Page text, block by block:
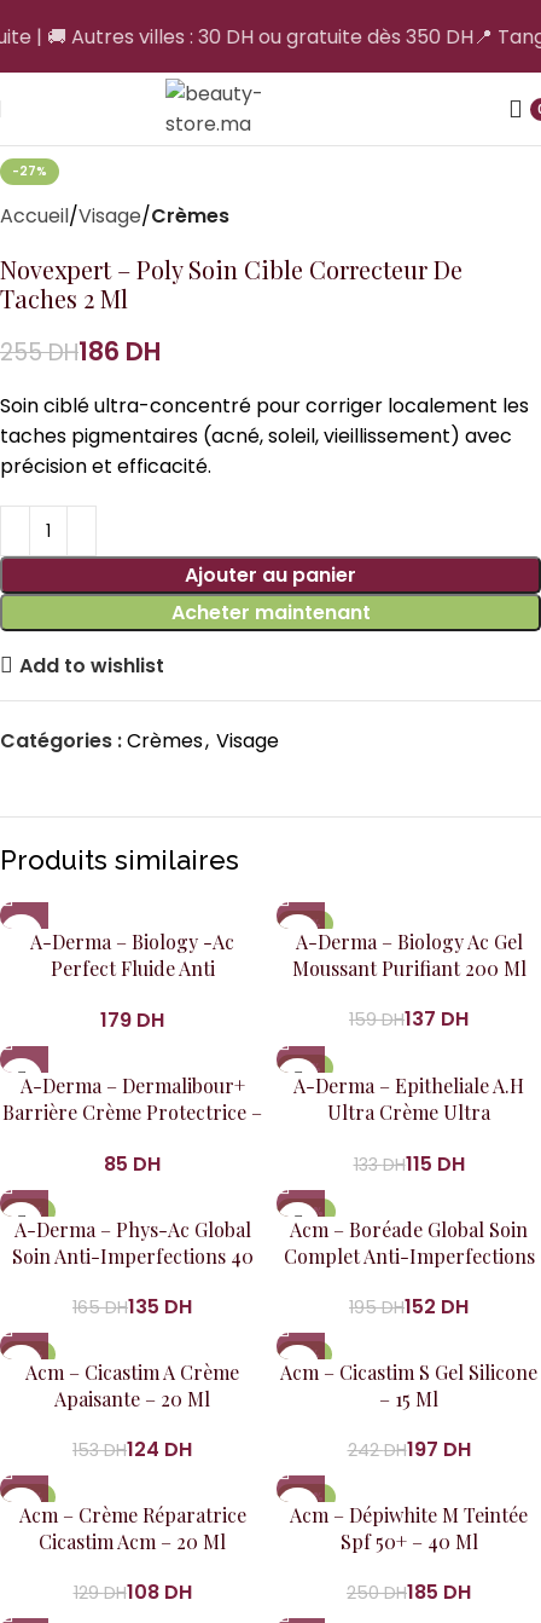
-27%
Accueil Visage Crèmes
Novexpert – Poly Soin Cible Correcteur De
Taches 2 Ml
255DH186 DH
Soin ciblé ultra-concentré pour corriger localement les
taches pigmentaires (acné, soleil, vieillissement) avec
précision et efficacité.
Ajouter au panier
Acheter maintenant
Add to wishlist
Catégories :Crèmes, Visage
Produits similaires
A-Derma – Biology -Ac
Perfect Fluide Anti
40Ml
DH
-14%
A-Derma – Biology Ac Gel
Moussant Purifiant 200 Ml
159DH137 DH
A-Derma – Dermalibour+
Barrière Crème Protectrice –
DH
-14%
A-Derma – Epitheliale A.H
Ultra Crème Ultra
133DH115 DH
-18%
A-Derma – Phys-Ac Global
Soin Anti-Imperfections 40
165DH135 DH
-22%
Acm – Boréade Global Soin
Complet Anti-Imperfections
195DH152 DH
-19%
Acm – Cicastim A Crème
Apaisante – 20 Ml
153DH124 DH
-19%
Acm – Cicastim S Gel Silicone
– 15 Ml
242DH197 DH
-16%
Acm – Crème Réparatrice
Cicastim Acm – 20 Ml
129DH108 DH
-26%
Acm – Dépiwhite M Teintée
Spf 50+ – 40 Ml
250DH185 DH
| 🚚 Autres villes : 30 DH ou gratuite dès 350 DH📍